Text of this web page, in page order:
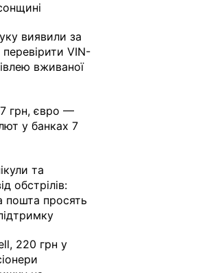
виявили за
перевірити VIN-
вживаної
грн, євро —
у банках 7
та
обстрілів:
пошта просять
220 грн у